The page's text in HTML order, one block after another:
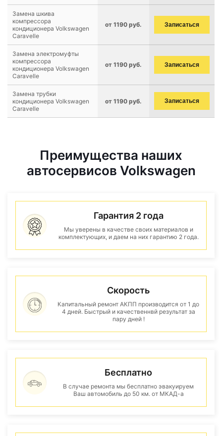
Замена шкива
компрессора
кондиционера Volkswagen
Caravelle
от 1190 руб. Записаться
Замена электромуфты
компрессора
кондиционера Volkswagen
Caravelle
от 1190 руб. Записаться
Замена трубки
кондиционера Volkswagen
Caravelle
от 1190 руб. Записаться
Преимущества наших
автосервисов Volkswagen
Гарантия 2 года
Мы уверены в качестве своих материалов и
комплектующих, и даем на них гарантию 2 года.
Скорость
Капитальный ремонт АКПП производится от 1 до
4 дней. Быстрый и качественнвй результат за
пару дней !
Бесплатно
В случае ремонта мы бесплатно эвакуируем
Ваш автомобиль до 50 км. от МКАД-а